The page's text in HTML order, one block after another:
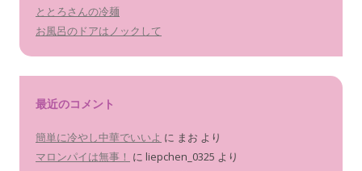
ととろさんの冷麺
お風呂のドアはノックして
最近のコメント
簡単に冷やし中華でいいよ に まお より
マロンパイは無事！ に liepchen_0325 より